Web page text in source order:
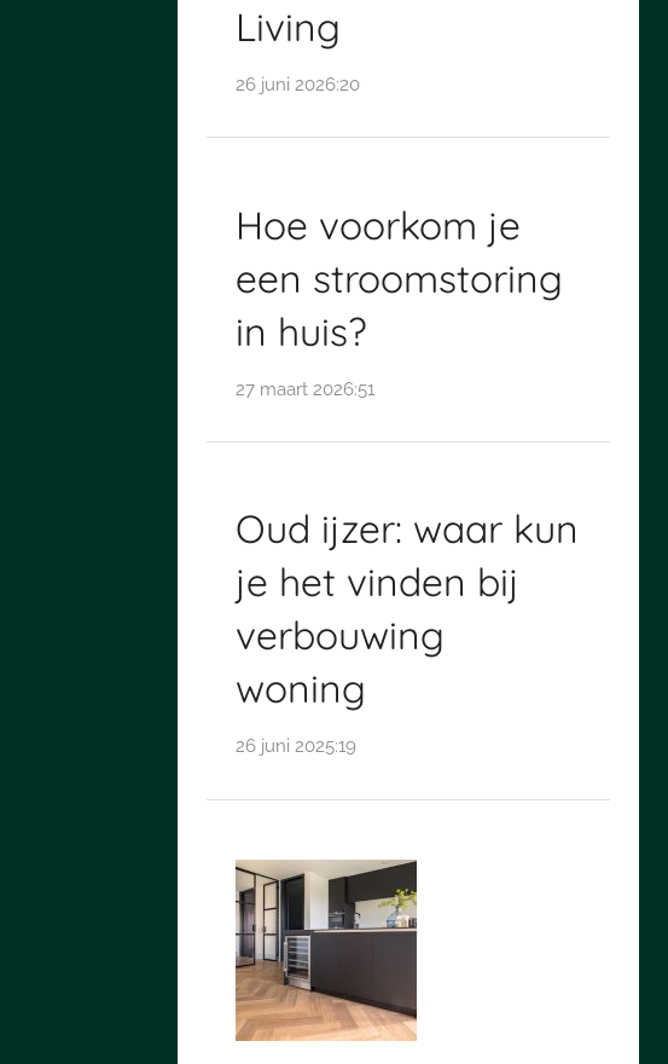
Living
26 juni 2026:20
Hoe voorkom je
een stroomstoring
in huis?
27 maart 2026:51
Oud ijzer: waar kun
je het vinden bij
verbouwing
woning
26 juni 2025:19